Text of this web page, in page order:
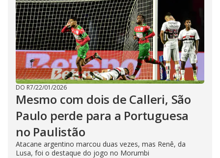
DO R7/22/01/2026
Mesmo com dois de Calleri, São
Paulo perde para a Portuguesa
no Paulistão
Atacane argentino marcou duas vezes, mas Renê, da
Lusa, foi o destaque do jogo no Morumbi